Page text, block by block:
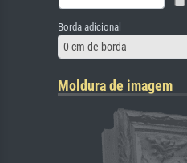
Borda adicional
0 cm de borda
Moldura de imagem